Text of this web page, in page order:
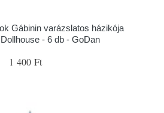
Gábinin varázslatos házikója
- 6 db - GoDan
1 400 Ft